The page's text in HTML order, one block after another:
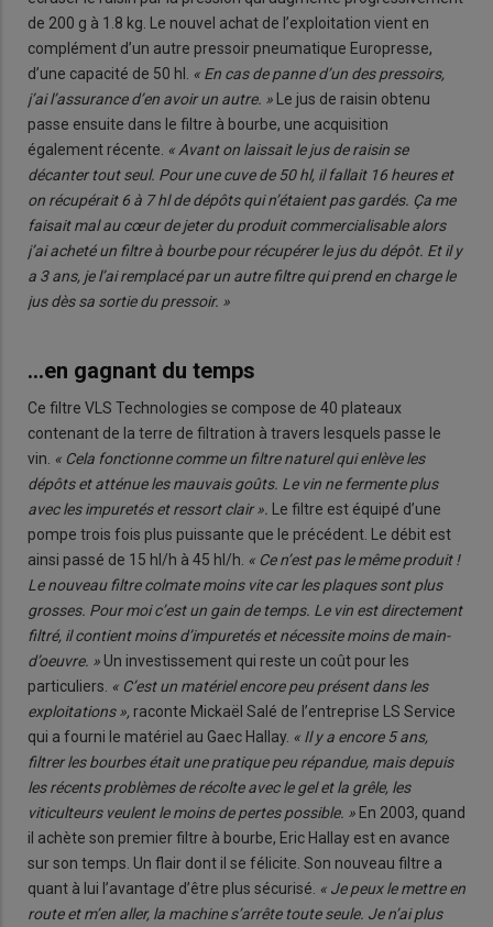
de 200 g à 1.8 kg. Le nouvel achat de l’exploitation vient en
complément d’un autre pressoir pneumatique Europresse,
d’une capacité de 50 hl. « En cas de panne d’un des pressoirs,
j’ai l’assurance d’en avoir un autre. » Le jus de raisin obtenu
passe ensuite dans le filtre à bourbe, une acquisition
également récente. « Avant on laissait le jus de raisin se
décanter tout seul. Pour une cuve de 50 hl, il fallait 16 heures et
on récupérait 6 à 7 hl de dépôts qui n’étaient pas gardés. Ça me
faisait mal au cœur de jeter du produit commercialisable alors
j’ai acheté un filtre à bourbe pour récupérer le jus du dépôt. Et il y
a 3 ans, je l’ai remplacé par un autre filtre qui prend en charge le
jus dès sa sortie du pressoir. »
…en gagnant du temps
Ce filtre VLS Technologies se compose de 40 plateaux
contenant de la terre de filtration à travers lesquels passe le
vin. « Cela fonctionne comme un filtre naturel qui enlève les
dépôts et atténue les mauvais goûts. Le vin ne fermente plus
avec les impuretés et ressort clair ».
Le filtre est équipé d’une
pompe trois fois plus puissante que le précédent. Le débit est
ainsi passé de 15 hl/h à 45 hl/h. « Ce n’est pas le même produit !
Le nouveau filtre colmate moins vite car les plaques sont plus
grosses. Pour moi c’est un gain de temps. Le vin est directement
filtré, il contient moins d’impuretés et nécessite moins de main-
d’oeuvre. » Un investissement qui reste un coût pour les
particuliers. « C’est un matériel encore peu présent dans les
exploitations », raconte Mickaël Salé de l’entreprise LS Service
qui a fourni le matériel au Gaec Hallay. « Il y a encore 5 ans,
filtrer les bourbes était une pratique peu répandue, mais depuis
les récents problèmes de récolte avec le gel et la grêle, les
viticulteurs veulent le moins de pertes possible. » En 2003, quand
il achète son premier filtre à bourbe, Eric Hallay est en avance
sur son temps. Un flair dont il se félicite. Son nouveau filtre a
quant à lui l’avantage d’être plus sécurisé. « Je peux le mettre en
route et m’en aller, la machine s’arrête toute seule. Je n’ai plus